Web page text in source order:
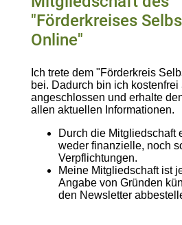
"Förderkreises
Online"
Ich trete dem "Förderkreis
bei. Dadurch bin ich
angeschlossen und erhalte
allen aktuellen Informationen.
Durch die Mitgliedschaft
weder finanzielle, noch
Verpflichtungen.
Meine Mitgliedschaft ist
Angabe von Gründen
den Newsletter